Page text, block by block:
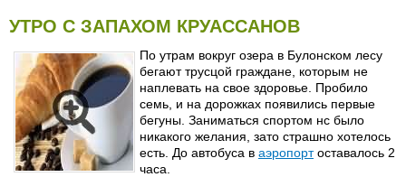
УТРО С ЗАПАХОМ КРУАССАНОВ
По утрам вокруг озера в Булонском лесу
бегают трусцой граждане, которым не
наплевать на свое здоровье. Пробило
семь, и на дорожках появились первые
бегуны. Заниматься спортом нс было
никакого желания, зато страшно хотелось
есть. До автобуса в аэропортоставалось 2
часа.